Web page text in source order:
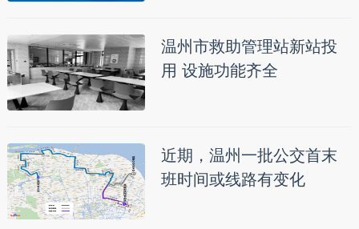
温州市救助管理站新站投
用 设施功能齐全
近期，温州一批公交首末
班时间或线路有变化